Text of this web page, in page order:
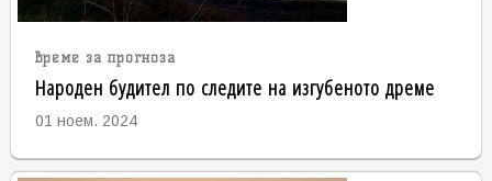
време за прогноза
Народен будител по следите на изгубеното дреме
01 ноем. 2024